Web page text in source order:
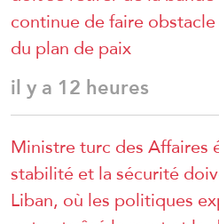
continue de faire
du plan de paix
il y a 12 heures
Ministre turc des Affaires
stabilité et la sécurité
Liban, où les politiques